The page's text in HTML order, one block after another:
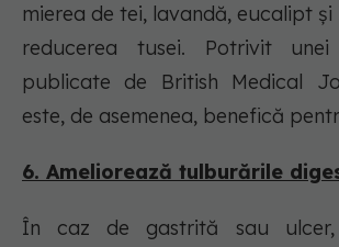
mierea de tei, lavandă, eucalipt
reducerea tusei. Potrivit unei
publicate de British Medical
este, de asemenea, benefică
6. Ameliorează tulburările
În caz de gastrită sau ulcer,